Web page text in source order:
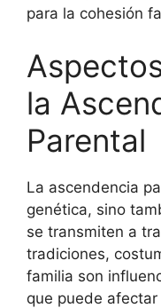
para la cohesión
la
Parental
La ascendencia
genética, sino
se transmiten a
tradiciones,
familia son
que puede